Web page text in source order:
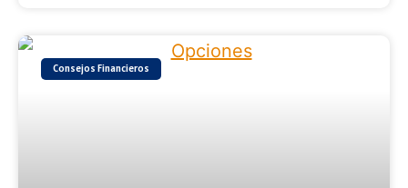
Consejos Financieros